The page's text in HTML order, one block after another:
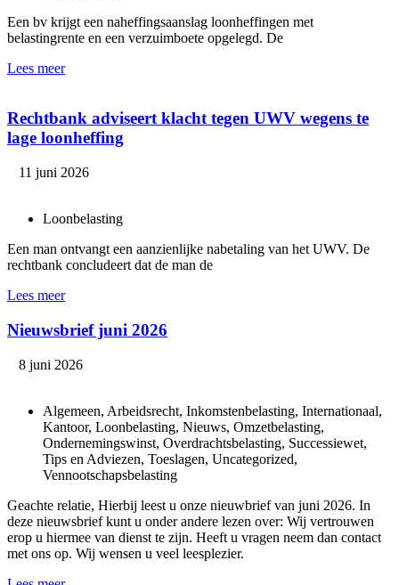
Een bv krijgt een naheffingsaanslag loonheffingen met
belastingrente en een verzuimboete opgelegd. De
Lees meer
Rechtbank adviseert klacht tegen UWV wegens te
lage loonheffing
11 juni 2026
Loonbelasting
Een man ontvangt een aanzienlijke nabetaling van het UWV. De
rechtbank concludeert dat de man de
Lees meer
Nieuwsbrief juni 2026
8 juni 2026
Algemeen, Arbeidsrecht, Inkomstenbelasting, Internationaal,
Kantoor, Loonbelasting, Nieuws, Omzetbelasting,
Ondernemingswinst, Overdrachtsbelasting, Successiewet,
Tips en Adviezen, Toeslagen, Uncategorized,
Vennootschapsbelasting
Geachte relatie, Hierbij leest u onze nieuwbrief van juni 2026. In
deze nieuwsbrief kunt u onder andere lezen over: Wij vertrouwen
erop u hiermee van dienst te zijn. Heeft u vragen neem dan contact
met ons op. Wij wensen u veel leesplezier.